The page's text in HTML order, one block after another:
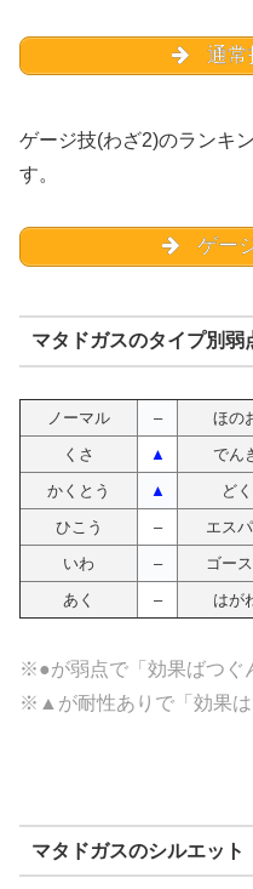
通常
ゲージ技(わざ2)のランキ
す。
ゲー
マタドガスのタイプ別弱
ノーマル – ほの
くさ
▲ でん
かくとう
▲ どく
ひこう
– エス
いわ
– ゴー
あく
– はが
※●が弱点で「効果ばつぐ
※▲が耐性ありで「効果は
マタドガスのシルエット